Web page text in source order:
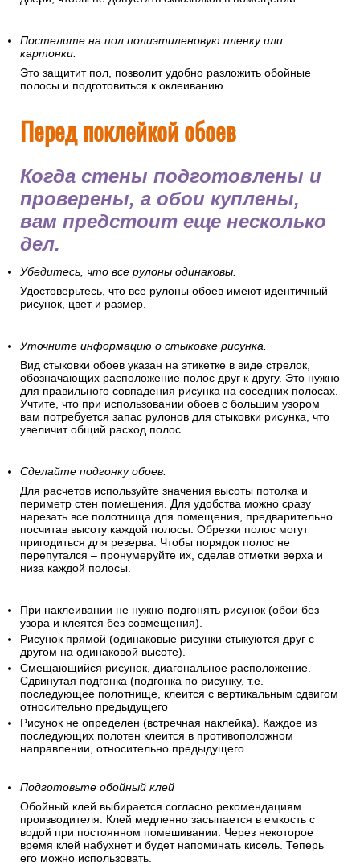
Постелите на пол полиэтиленовую пленку или
картонки.
Это защитит пол, позволит удобно разложить обойные
полосы и подготовиться к оклеиванию.
Перед поклейкой обоев
Когда стены подготовлены и
проверены, а обои куплены,
вам предстоит еще несколько
дел.
Убедитесь, что все рулоны одинаковы.
Удостоверьтесь, что все рулоны обоев имеют идентичный
рисунок, цвет и размер.
Уточните информацию о стыковке рисунка.
Вид стыковки обоев указан на этикетке в виде стрелок,
обозначающих расположение полос друг к другу. Это нужно
для правильного совпадения рисунка на соседних полосах.
Учтите, что при использовании обоев с большим узором
вам потребуется запас рулонов для стыковки рисунка, что
увеличит общий расход полос.
Сделайте подгонку обоев.
Для расчетов используйте значения высоты потолка и
периметр стен помещения. Для удобства можно сразу
нарезать все полотнища для помещения, предварительно
посчитав высоту каждой полосы. Обрезки полос могут
пригодиться для резерва. Чтобы порядок полос не
перепутался – пронумеруйте их, сделав отметки верха и
низа каждой полосы.
При наклеивании не нужно подгонять рисунок (обои без
узора и клеятся без совмещения).
Рисунок прямой (одинаковые рисунки стыкуются друг с
другом на одинаковой высоте).
Смещающийся рисунок, диагональное расположение.
Сдвинутая подгонка (подгонка по рисунку, т.е.
последующее полотнище, клеится с вертикальным сдвигом
относительно предыдущего
Рисунок не определен (встречная наклейка). Каждое из
последующих полотен клеится в противоположном
направлении, относительно предыдущего
Подготовьте обойный клей
Обойный клей выбирается согласно рекомендациям
производителя. Клей медленно засыпается в емкость с
водой при постоянном помешивании. Через некоторое
время клей набухнет и будет напоминать кисель. Теперь
его можно использовать.